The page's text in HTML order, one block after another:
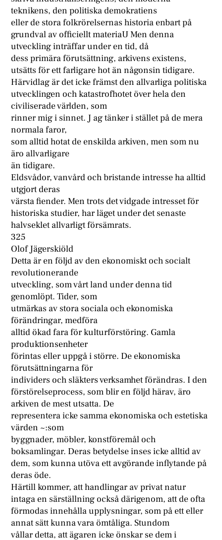
teknikens, den politiska demokratiens
eller de stora folkrörelsernas historia enbart på
grundval av officiellt materiaU Men denna
utveckling inträffar under en tid, då
dess primära förutsättning, arkivens existens,
utsätts för ett farligare hot än någonsin tidigare.
Härvidlag är det icke främst den allvarliga politiska
utvecklingen och katastrofhotet över hela den
civiliserade världen, som
rinner mig i sinnet. J ag tänker i stället på de mera
normala faror,
som alltid hotat de enskilda arkiven, men som nu
äro allvarligare
än tidigare.
Eldsvådor, vanvård och bristande intresse ha alltid
utgjort deras
värsta fiender. Men trots det vidgade intresset för
historiska studier, har läget under det senaste
halvseklet allvarligt försämrats.
325
Olof Jägerskiöld
Detta är en följd av den ekonomiskt och socialt
revolutionerande
utveckling, som vårt land under denna tid
genomlöpt. Tider, som
utmärkas av stora sociala och ekonomiska
förändringar, medföra
alltid ökad fara för kulturförstöring. Gamla
produktionsenheter
förintas eller uppgå i större. De ekonomiska
förutsättningarna för
individers och släkters verksamhet förändras. I den
förstörelseprocess, som blir en följd härav, äro
arkiven de mest utsatta. De
representera icke samma ekonomiska och estetiska
värden ~:som
byggnader, möbler, konstföremål och
boksamlingar. Deras betydelse inses icke alltid av
dem, som kunna utöva ett avgörande inflytande på
deras öde.
Härtill kommer, att handlingar av privat natur
intaga en särställning också därigenom, att de ofta
förmodas innehålla upplysningar, som på ett eller
annat sätt kunna vara ömtåliga. Stundom
vållar detta, att ägaren icke önskar se dem i